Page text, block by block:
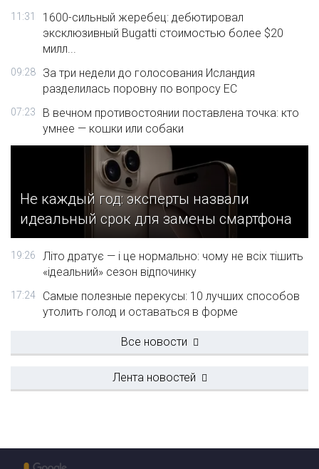
11:31
1600-сильный жеребец: дебютировал
эксклюзивный Bugatti стоимостью более $20
милл...
09:28
За три недели до голосования Исландия
разделилась поровну по вопросу ЕС
07:23
В вечном противостоянии поставлена точка: кто
умнее — кошки или собаки
Не каждый год: эксперты назвали
идеальный срок для замены смартфона
19:26
Літо дратує — і це нормально: чому не всіх тішить
«ідеальний» сезон відпочинку
17:24
Самые полезные перекусы: 10 лучших способов
утолить голод и оставаться в форме
Все новости
Лента новостей